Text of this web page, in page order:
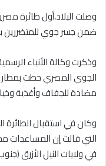
ضمن جسر جوي للمتضررين
وذكرت وكالة الأنباء
الجوي المصري حطت بمطار
مضادة للجفاف وأغذية
وكان في استقبال الطائرة
التي قالت إن المساعدات
في ولايات النيل الأزرق